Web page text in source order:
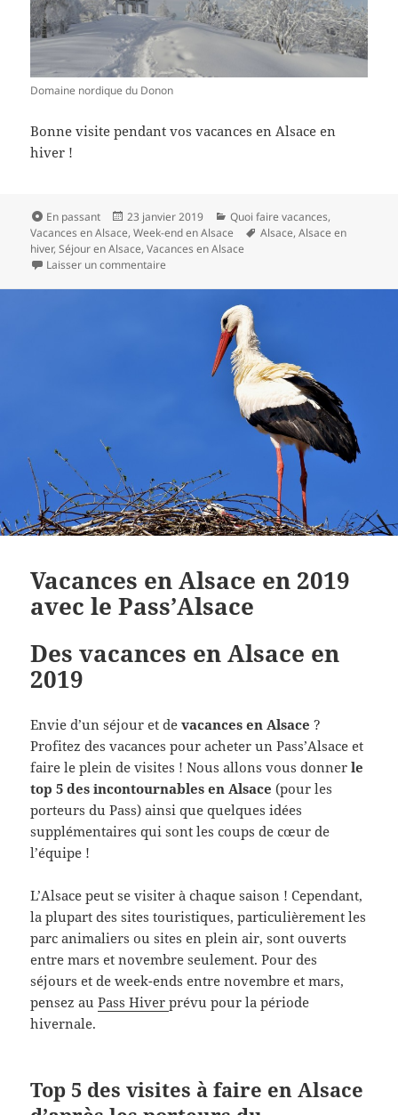
Domaine nordique du Donon
Bonne visite pendant vos vacances en Alsace en
hiver !
Format
En passant
Publié
le
23 janvier 2019 Catégories
Quoi faire vacances,
Vacances en Alsace,Week-end en Alsace
Mots-
Alsace,Alsace en
hiver,Séjour en Alsace,Vacances en Alsace
Laisser un commentaire
Vacances en Alsace en 2019
avec le Pass’Alsace
Des vacances en Alsace en
2019
Envie d’un séjour et devacances en Alsace ?
Profitez des vacances pour acheter un Pass’Alsace et
faire le plein de visites ! Nous allons vous donnerle
top 5 des incontournables en Alsace (pour les
porteurs du Pass) ainsi que quelques idées
supplémentaires qui sont les coups de cœur de
l’équipe !
L’Alsace peut se visiter à chaque saison ! Cependant,
la plupart des sites touristiques, particulièrement les
parc animaliers ou sites en plein air, sont ouverts
entre mars et novembre seulement. Pour des
séjours et de week-ends entre novembre et mars,
pensez auPass Hiverprévu pour la période
hivernale.
Top 5 des visites à faire en Alsace